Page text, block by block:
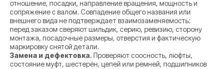
отношение, посадки, направление вращения, мощность и
сопряжение с валом. Совпадение общего названия или
внешнего вида не подтверждает взаимозаменяемость:
перед заказом сверяют шильдик, серию, ревизию, сторону
монтажа, посадочные размеры, отверстия и фактическую
маркировку снятой детали.
Замена и дефектовка. Проверяют соосность, люфты,
состояние муфт, шестерён, цепей или ремней, подшипников